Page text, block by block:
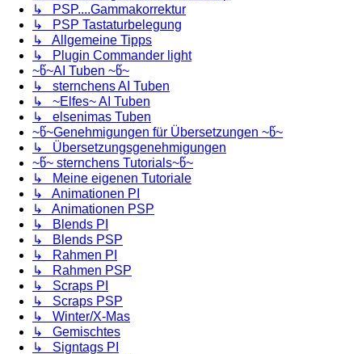
↳ PSP....Gammakorrektur
↳ PSP Tastaturbelegung
↳ Allgemeine Tipps
↳ Plugin Commander light
~წ~AI Tuben ~წ~
↳ sternchens AI Tuben
↳ ~Elfes~ AI Tuben
↳ elsenimas Tuben
~წ~Genehmigungen für Übersetzungen ~წ~
↳ Übersetzungsgenehmigungen
~წ~ sternchens Tutorials~წ~
↳ Meine eigenen Tutoriale
↳ Animationen PI
↳ Animationen PSP
↳ Blends PI
↳ Blends PSP
↳ Rahmen PI
↳ Rahmen PSP
↳ Scraps PI
↳ Scraps PSP
↳ Winter/X-Mas
↳ Gemischtes
↳ Signtags PI